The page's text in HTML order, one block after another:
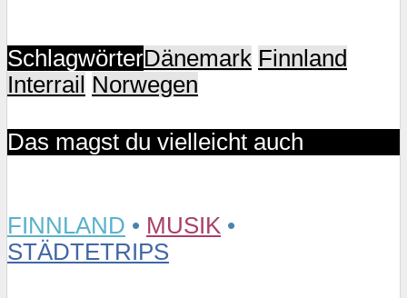
SchlagwörterDänemark Finnland
Interrail
Norwegen
Das magst du vielleicht auch
FINNLAND • MUSIK •
STÄDTETRIPS